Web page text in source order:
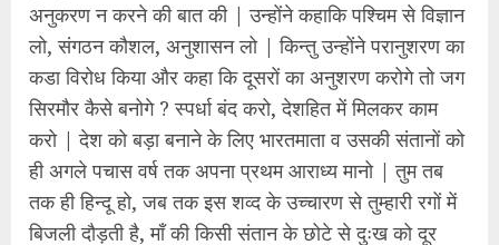
अनुकरण न करने की बात की | उन्होंने कहाकि पश्चिम से विज्ञान
लो, संगठन कौशल, अनुशासन लो | किन्तु उन्होंने परानुशरण का
कडा विरोध किया और कहा कि दूसरों का अनुशरण करोगे तो जग
सिरमौर कैसे बनोगे ? स्पर्धा बंद करो, देशहित में मिलकर काम
करो | देश को बड़ा बनाने के लिए भारतमाता व उसकी संतानों को
ही अगले पचास वर्ष तक अपना प्रथम आराध्य मानो | तुम तब
तक ही हिन्दू हो, जब तक इस शव्द के उच्चारण से तुम्हारी रगों में
बिजली दौड़ती है, माँ की किसी संतान के छोटे से दुःख को दूर